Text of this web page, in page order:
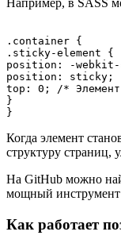
Например, в SASS
.container {
.sticky-element {
position: -
position: sticky;
top: 0; /* Элемент
}
Когда элемент
структуру страниц,
На GitHub можно
мощный инструмент
Как работает